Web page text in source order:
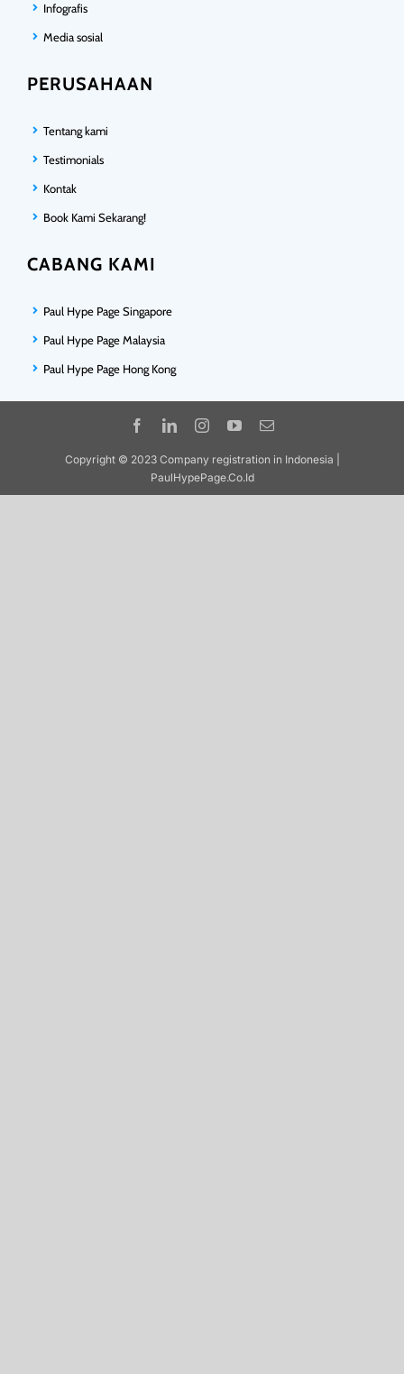
Infografis
Media sosial
PERUSAHAAN
Tentang kami
Testimonials
Kontak
Book Kami Sekarang!
CABANG KAMI
Paul Hype Page Singapore
Paul Hype Page Malaysia
Paul Hype Page Hong Kong
Copyright © 2023 Company registration in Indonesia |
PaulHypePage.Co.Id